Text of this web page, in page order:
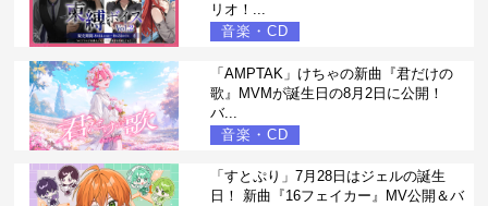
リオ！...
音楽・CD
「AMPTAK」けちゃの新曲『君だけの
歌』MVMが誕生日の8月2日に公開！
バ...
音楽・CD
「すとぷり」7月28日はジェルの誕生
日！ 新曲『16フェイカー』MV公開＆バ